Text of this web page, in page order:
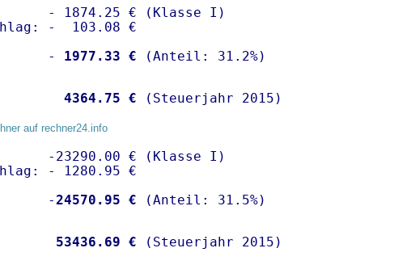
- 1874.25 € (Klasse I)
-  103.08 €
-
1977.33 €
4364.75 € (Steuerjahr 2015)
auf rechner24.info
-23290.00 € (Klasse I)
- 1280.95 €
-24570.95 €
53436.69 € (Steuerjahr 2015)